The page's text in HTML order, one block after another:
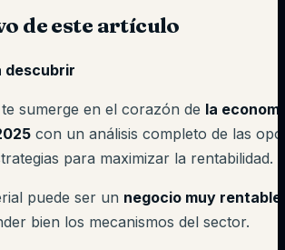
de este artículo
descubrir
sumerge en el corazón de la
con un análisis completo de las
para maximizar la rentabilidad.
puede ser un negocio muy rentable
bien los mecanismos del sector.